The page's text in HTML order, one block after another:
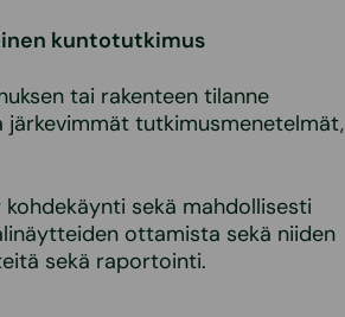
kuntotutkimus
tai rakenteen tilanne
tutkimusmenetelmät,
sekä mahdollisesti
ottamista sekä niiden
sekä raportointi.